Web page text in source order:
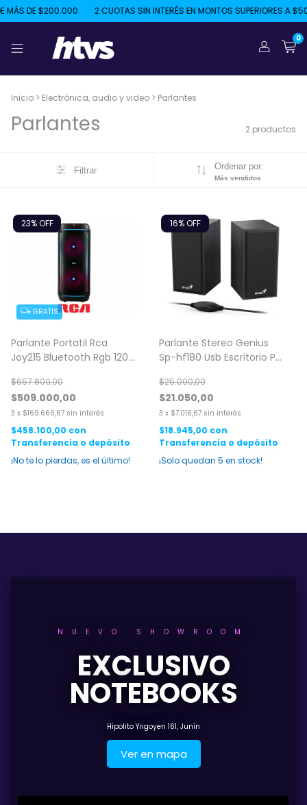
MÁS DE $200.000 2 CUOTAS SIN INTERÉS EN MONTOS SUPERIORES A
0
Inicio > Electrónica, audio y video > Parlantes
Parlantes 2 productos
Filtrar Ordenar por:
Más vendidos
GRATIS
Parlante Portatil Rca
Joy215 Bluetooth Rgb 120w
$509.000,00
$657.800,00
23% OFF
3 x $169.666,67 sin interés
$458.100,00 con
Transferencia o depósito
¡No te lo pierdas, es el último!
Parlante Stereo Genius
Sp-hf180 Usb Escritorio Pc
$21.050,00
$25.000,00
16% OFF
3 x $7.016,67 sin interés
$18.945,00 con
Transferencia o depósito
¡Solo quedan 5 en stock!
NUEVO SHOWROOM
EXCLUSIVO
NOTEBOOKS
Hipolito Yrigoyen 161, Junín
Ver en mapa